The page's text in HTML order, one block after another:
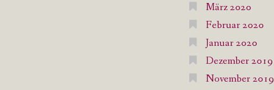
März 2020
Februar 2020
Januar 2020
Dezember 2019
November 2019